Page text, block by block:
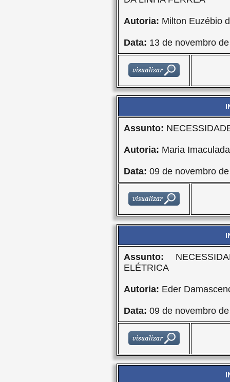
Autoria: Milton Euzébio
Data: 13 de novembro
Assunto:
Autoria: Maria
Data: 09 de novembro
Assunto:
ELÉTRICA
Autoria: Eder
Data: 09 de novembro